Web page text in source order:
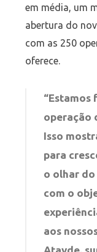
em média, um
abertura do
com as 250
oferece.
“Estamos
operação
Isso
para
o olhar do
com o
aos